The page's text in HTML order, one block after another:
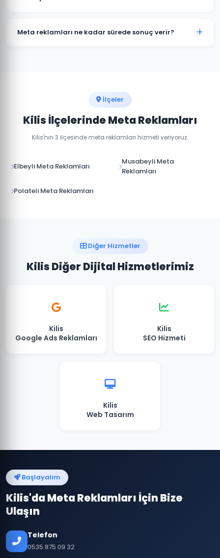
görselleri, video içerikler ve reklam metinleri
Meta reklamları ne kadar sürede sonuç verir?
İlçeler
Kilis İlçelerinde Meta Reklamları
Kilis'nın 3 ilçesinde meta reklamları hizmeti veriyoruz.
Elbeyli Meta Reklamları
Musabeyli Meta
Reklamları
Polateli Meta Reklamları
Diğer Hizmetler
Kilis Diğer Dijital Hizmetlerimiz
Kilis
Google Ads Reklamları
Kilis
SEO Hizmeti
Kilis
Web Tasarım
Başlayalım
Kilis'da Meta Reklamları İçin Bize
Ulaşın
Telefon
0535 875 09 32